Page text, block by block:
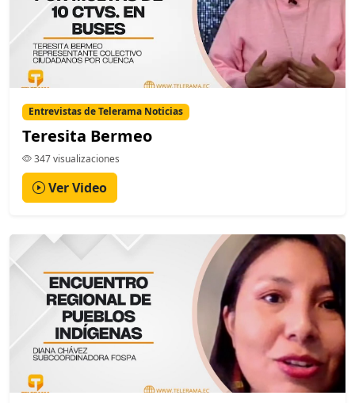
Entrevistas de Telerama Noticias
Teresita Bermeo
347 visualizaciones
Ver Video